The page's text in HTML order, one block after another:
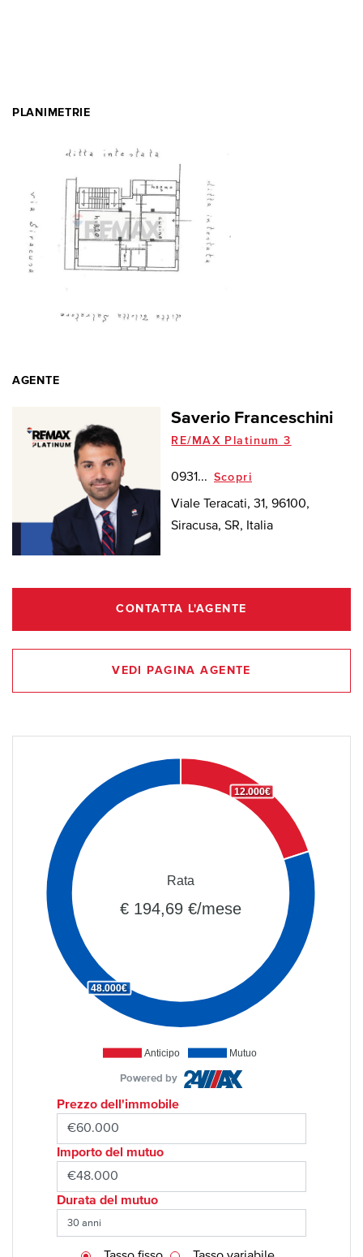
PLANIMETRIE
AGENTE
Saverio Franceschini
RE/MAX Platinum 3
0931... Scopri
Viale Teracati, 31, 96100,
Siracusa, SR, Italia
CONTATTA L'AGENTE
VEDI PAGINA AGENTE
Anticipo Mutuo
12.000€
48.000€
Rata
€ 194,69 €/mese
Powered by
Prezzo dell'immobile
Importo del mutuo
Durata del mutuo